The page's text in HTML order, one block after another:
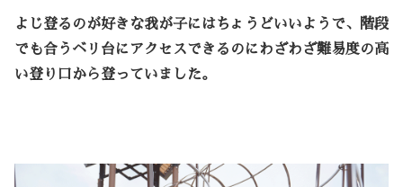
よじ登るのが好きな我が子にはちょうどいいようで、階段
でも合うベリ台にアクセスできるのにわざわざ難易度の高
い登り口から登っていました。